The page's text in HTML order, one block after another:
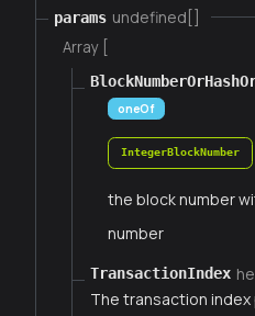
params undefined[]
Array [
oneOf
IntegerBlockNumber
the block number
number
TransactionIndex
The transaction index